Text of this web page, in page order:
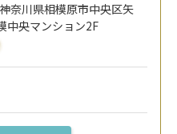
奈川県相模原市中央区矢
中央マンション2F